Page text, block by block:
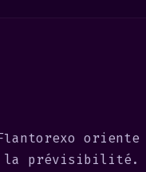
la prévisibilité.